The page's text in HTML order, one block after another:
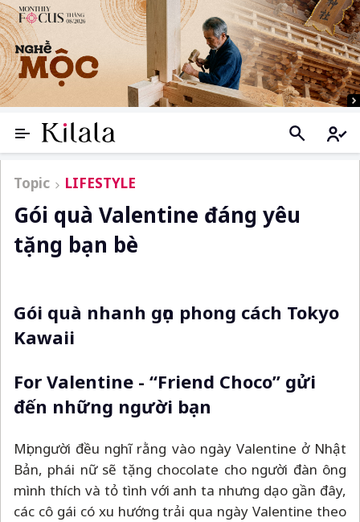
Topic LIFESTYLE
Gói quà Valentine đáng yêu
tặng bạn bè
Gói quà nhanh gọn phong cách Tokyo
Kawaii
For Valentine - “Friend Choco” gửi
đến những người bạn
Mọi người đều nghĩ rằng vào ngày Valentine ở Nhật
Bản, phái nữ sẽ tặng chocolate cho người đàn ông
mình thích và tỏ tình với anh ta nhưng dạo gần đây,
các cô gái có xu hướng trải qua ngày Valentine theo